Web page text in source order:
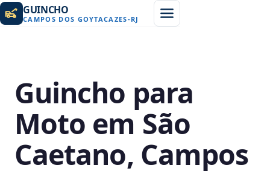
GUINCHO
CAMPOS DOS GOYTACAZES-RJ
Guincho para
Moto em São
Caetano, Campos